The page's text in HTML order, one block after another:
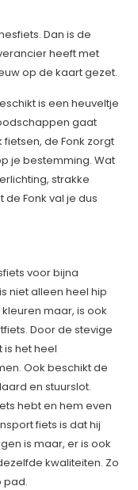
Dan is de
heeft met
op de kaart gezet.
is een heuveltje
gaat
de Fonk zorgt
je bestemming. Wat
strakke
Fonk val je dus
voor bijna
niet alleen heel hip
maar, is ook
Door de stevige
het heel
Ook beschikt de
en stuurslot.
hebt en hem even
fiets is dat hij
is maar, er is ook
kwaliteiten. Zo
pad.